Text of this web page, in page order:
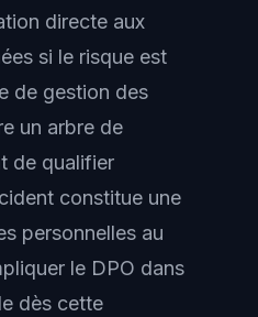
directe aux
si le risque est
de gestion des
un arbre de
de qualifier
constitue une
personnelles au
le DPO dans
dès cette